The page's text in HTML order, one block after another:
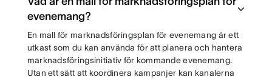
evenemang?
En mall för marknadsföringsplan för evenemang är ett
utkast som du kan använda för att planera och hantera
marknadsföringsinitiativ för kommande evenemang.
Utan ett sätt att koordinera kampanjer kan kanalerna